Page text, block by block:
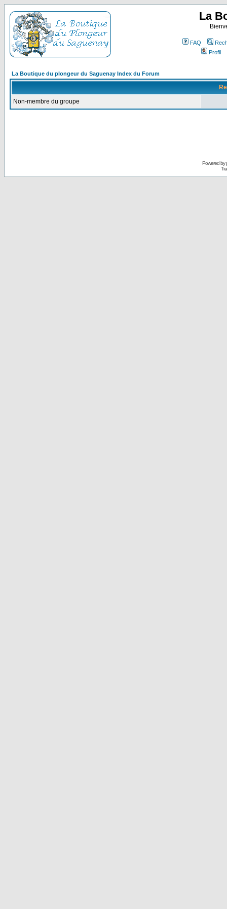
La
FAQ
Profil
La Boutique du plongeur du Saguenay Index du Forum
Non-membre du groupe
Powered by